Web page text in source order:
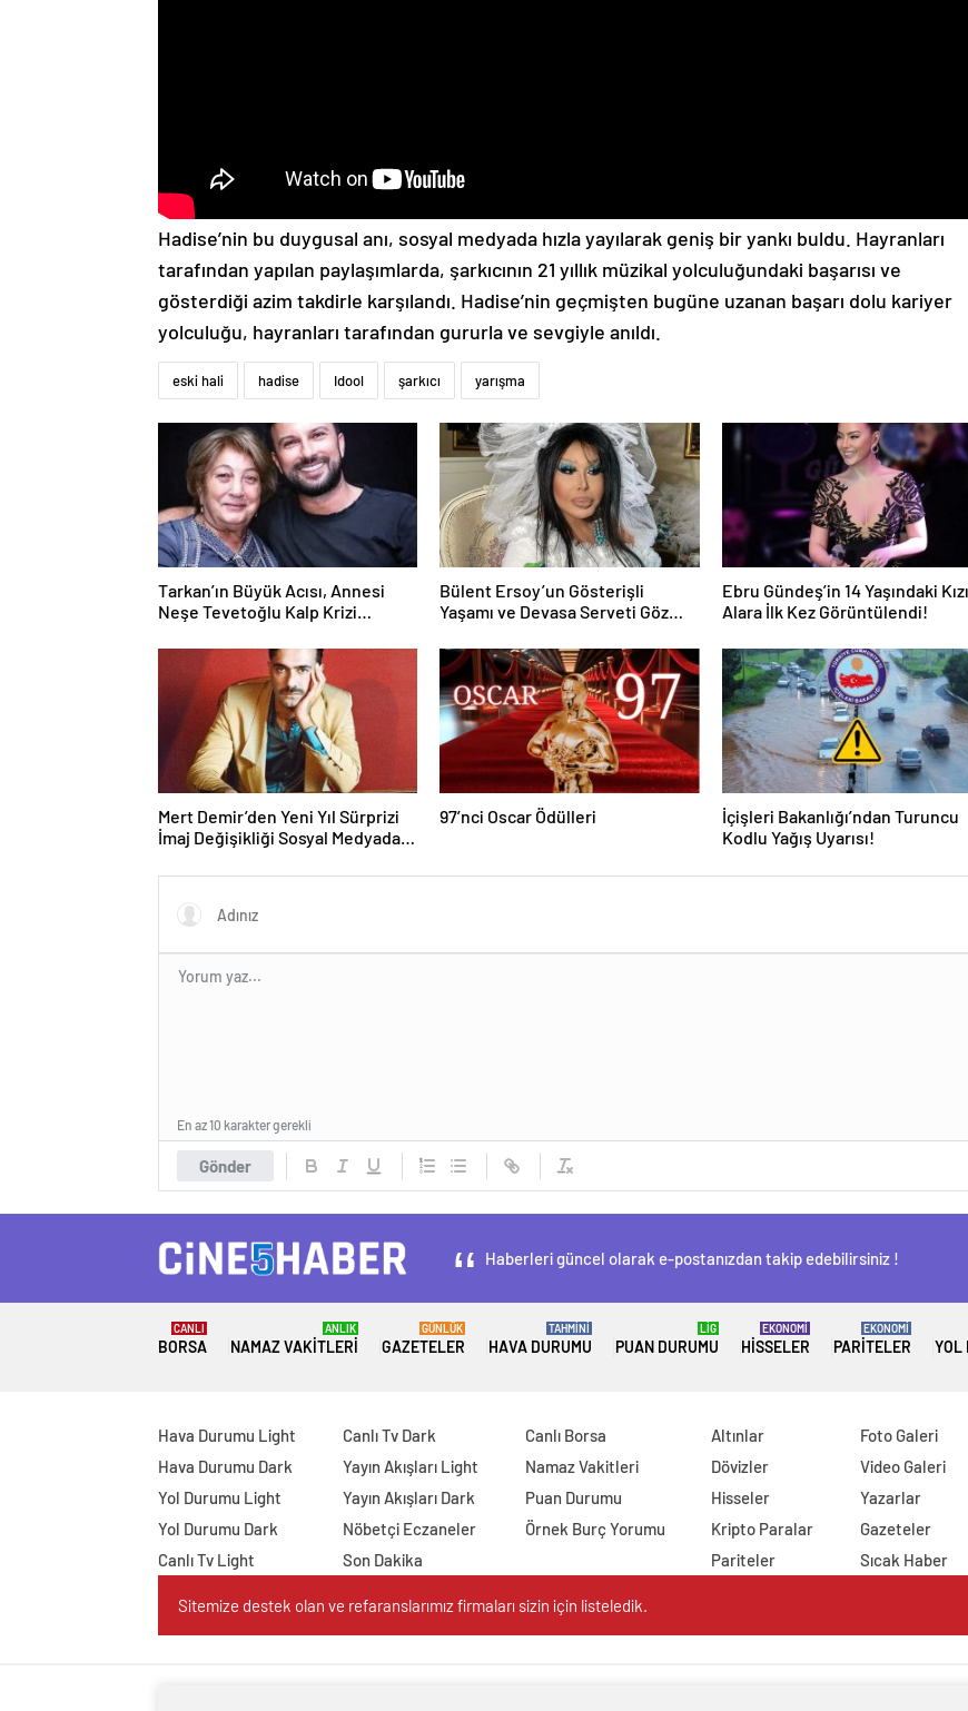
Hadise’nin bu duygusal anı, sosyal medyada hızla yayılarak geniş bir yankı buldu. Hayranları
tarafından yapılan paylaşımlarda, şarkıcının 21 yıllık müzikal yolculuğundaki başarısı ve
gösterdiği azim takdirle karşılandı. Hadise’nin geçmişten bugüne uzanan başarı dolu kariyer
yolculuğu, hayranları tarafından gururla ve sevgiyle anıldı.
eski hali hadise Idool şarkıcı yarışma
Tarkan’ın Büyük Acısı, Annesi
Neşe Tevetoğlu Kalp Krizi
Bülent Ersoy’un Gösterişli
Yaşamı ve Devasa Serveti Göz
Ebru Gündeş’in 14 Yaşındaki Kızı
Alara İlk Kez Görüntülendi!
Mert Demir’den Yeni Yıl Sürprizi
İmaj Değişikliği Sosyal Medyada
97’nci Oscar Ödülleri
İçişleri Bakanlığı’ndan Turuncu
Kodlu Yağış Uyarısı!
Gönder
En az 10 karakter gerekli
Haberleri güncel olarak e-postanızdan takip edebilirsiniz !
BORSA
CANLI
NAMAZ VAKITLERI
ANLIK
GAZETELER
GÜNLÜK
HAVA DURUMU
TAHMİNİ
PUAN DURUMU
LİG
HISSELER
EKONOMİ
PARITELER
EKONOMİ
YOL
Hava Durumu Light
Hava Durumu Dark
Yol Durumu Light
Yol Durumu Dark
Canlı Tv Light
Canlı Tv Dark
Yayın Akışları Light
Yayın Akışları Dark
Nöbetçi Eczaneler
Son Dakika
Canlı Borsa
Namaz Vakitleri
Puan Durumu
Örnek Burç Yorumu
Altınlar
Dövizler
Hisseler
Kripto Paralar
Pariteler
Foto Galeri
Video Galeri
Yazarlar
Gazeteler
Sıcak Haber
Sitemize destek olan ve refaranslarımız firmaları sizin için listeledik.